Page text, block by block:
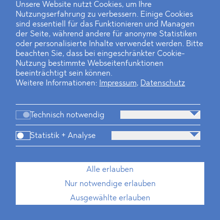
Unsere Website nutzt Cookies, um Ihre
Nutzungserfahrung zu verbessern. Einige Cookies
sind essentiell für das Funktionieren und Managen
der Seite, während andere für anonyme Statistiken
oder personalisierte Inhalte verwendet werden. Bitte
beachten Sie, dass bei eingeschränkter Cookie-
Nutzung bestimmte Webseitenfunktionen
beeinträchtigt sein können.
Weitere Informationen:
Impressum, Datenschutz
Technisch notwendig
Statistik + Analyse
Alle erlauben
Nur notwendige erlauben
Ausgewählte erlauben
Finanz- und Energiesektor im Visier
Private Dancer
Game Over?
Standorte
Brasilien-Praxis